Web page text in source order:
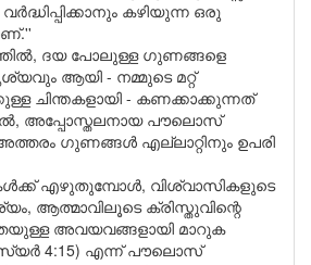
കഴിയുന്ന ഒരു
ദയ പോലുള്ള ഗുണങ്ങളെ
ആയി - നമ്മുടെ മറ്റ്
ചിന്തകളായി - കണക്കാക്കുന്നത്
അപ്പോസ്തലനായ പൗലൊസ്
അത്തരം ഗുണങ്ങൾ എല്ലാറ്റിനും ഉപരി
എഴുതുമ്പോൾ, വിശ്വാസികളുടെ
ആത്മാവിലൂടെ ക്രിസ്തുവിന്റെ
അവയവങ്ങളായി മാറുക
4:15) എന്ന് പൗലൊസ്